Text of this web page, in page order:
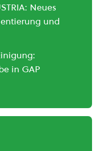
Neues
und
in GAP